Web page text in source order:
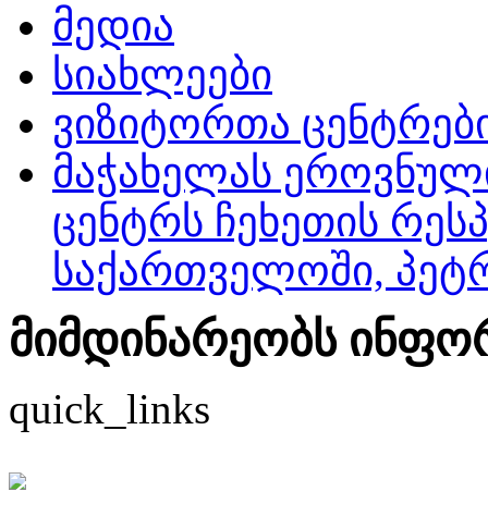
მედია
სიახლეები
ვიზიტორთა
მაჭახელას
ცენტრს ჩეხეთის
საქართველოში,
მიმდინარეობს
quick_links